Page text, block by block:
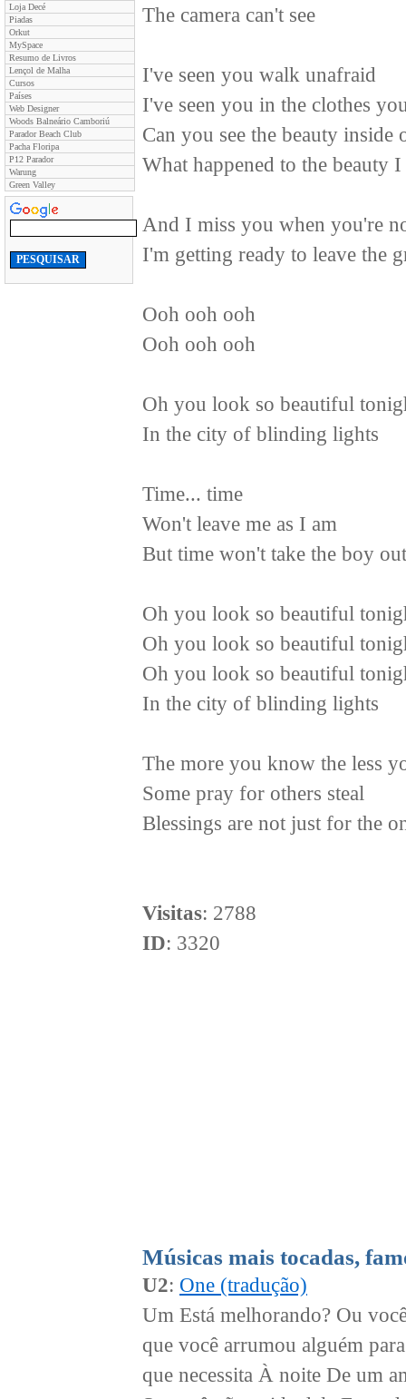
Loja Decé
Piadas
Orkut
MySpace
Resumo de Livros
Lençol de Malha
Cursos
Países
Web Designer
Woods Balneário Camboriú
Parador Beach Club
Pacha Floripa
P12 Parador
Warung
Green Valley
The camera can't see
I've seen you walk unafraid
I've seen you in the clothes
Can you see the beauty inside
What happened to the beauty
And I miss you when you're
I'm getting ready to leave the
Ooh ooh ooh
Ooh ooh ooh
Oh you look so beautiful
In the city of blinding lights
Time... time
Won't leave me as I am
But time won't take the boy
Oh you look so beautiful
Oh you look so beautiful
Oh you look so beautiful
In the city of blinding lights
The more you know the less
Some pray for others steal
Blessings are not just for the
Visitas: 2788
ID: 3320
Músicas mais tocadas,
U2: One (tradução)
Um Está melhorando? Ou
que você arrumou alguém
que necessita À noite De um